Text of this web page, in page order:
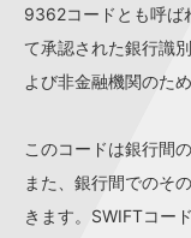
9362コードとも呼ば
て承認された銀行識
よび非金融機関のた
このコードは銀行間
また、銀行間でのそ
きます。SWIFTコー